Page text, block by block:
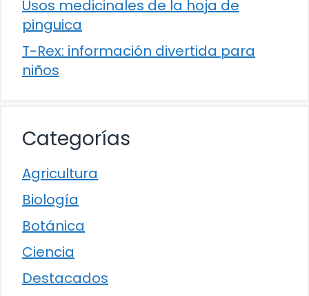
Usos medicinales de la hoja de
pinguica
T-Rex: información divertida para
niños
Categorías
Agricultura
Biología
Botánica
Ciencia
Destacados